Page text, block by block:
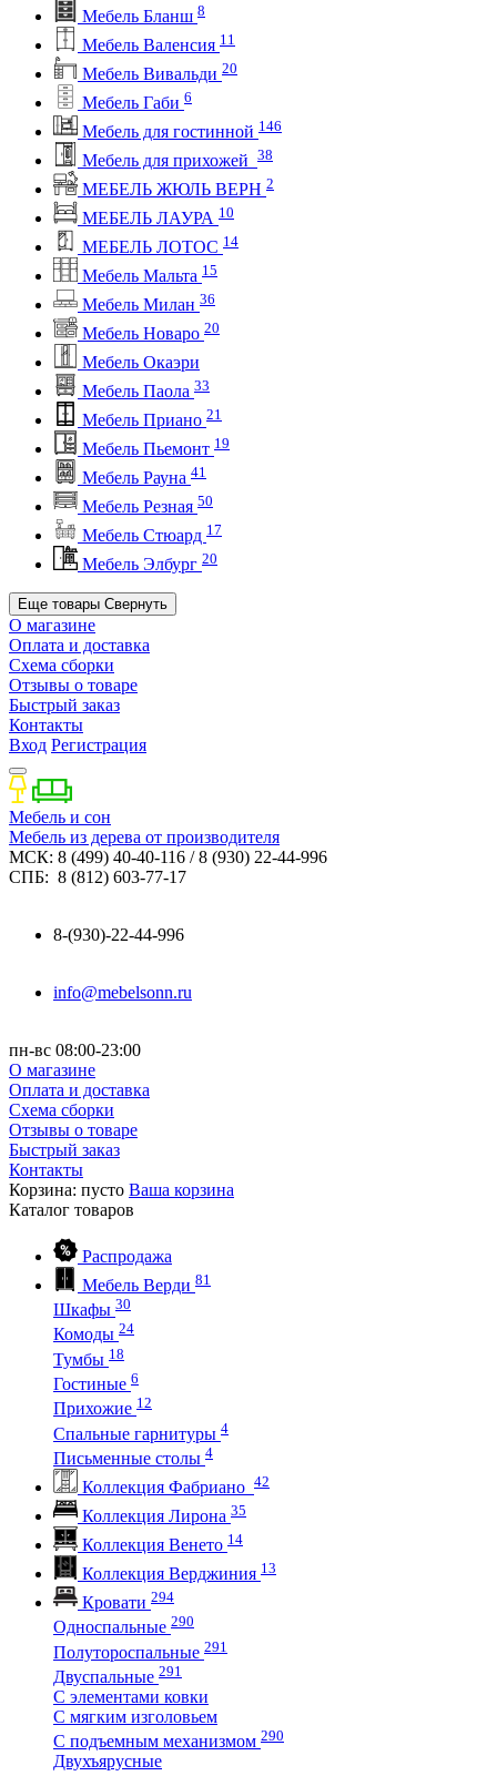
Мебель Бланш 8
Мебель Валенсия 11
Мебель Вивальди 20
Мебель Габи 6
Мебель для гостинной 146
Мебель для прихожей 38
МЕБЕЛЬ ЖЮЛЬ ВЕРН 2
МЕБЕЛЬ ЛАУРА 10
МЕБЕЛЬ ЛОТОС 14
Мебель Мальта 15
Мебель Милан 36
Мебель Новаро 20
Мебель Окаэри
Мебель Паола 33
Мебель Приано 21
Мебель Пьемонт 19
Мебель Рауна 41
Мебель Резная 50
Мебель Стюард 17
Мебель Элбург 20
Еще товары Свернуть
О магазине
Оплата и доставка
Схема сборки
Отзывы о товаре
Быстрый заказ
Контакты
Вход Регистрация
Мебель и сон
Мебель из дерева от производителя
МСК: 8 (499) 40-40-116 / 8 (930) 22-44-996
СПБ: 8 (812) 603-77-17
8-(930)-22-44-996
info@mebelsonn.ru
пн-вс 08:00-23:00
О магазине
Оплата и доставка
Схема сборки
Отзывы о товаре
Быстрый заказ
Контакты
Корзина: пусто Ваша корзина
Каталог товаров
Распродажа
Мебель Верди 81
Шкафы 30
Комоды 24
Тумбы 18
Гостиные 6
Прихожие 12
Спальные гарнитуры 4
Письменные столы 4
Коллекция Фабриано 42
Коллекция Лирона 35
Коллекция Венето 14
Коллекция Верджиния 13
Кровати 294
Односпальные 290
Полутороспальные 291
Двуспальные 291
С элементами ковки
С мягким изголовьем
С подъемным механизмом 290
Двухъярусные